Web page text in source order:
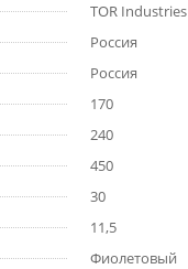
TOR Industries
Россия
Россия
170
240
450
30
11,5
Фиолетовый